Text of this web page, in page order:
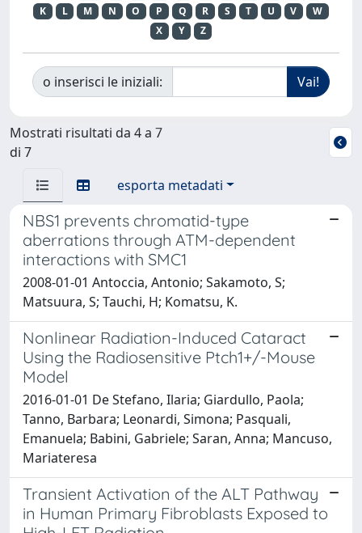
K
L M N O P Q R S T U V
W
X
Y Z
o inserisci le iniziali:
Mostrati risultati da 4 a 7
di 7
esporta metadati
NBS1 prevents chromatid-type
aberrations through ATM-dependent
interactions with SMC1
2008-01-01 Antoccia, Antonio; Sakamoto, S;
Matsuura, S; Tauchi, H; Komatsu, K.
Nonlinear Radiation-Induced Cataract
Using the Radiosensitive Ptch1+/-Mouse
Model
2016-01-01 De Stefano, Ilaria; Giardullo, Paola;
Tanno, Barbara; Leonardi, Simona; Pasquali,
Emanuela; Babini, Gabriele; Saran, Anna; Mancuso,
Mariateresa
Transient Activation of the ALT Pathway
in Human Primary Fibroblasts Exposed to